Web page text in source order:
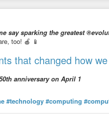
say sparking the greatest
too! 🍎 📱
that changed how
anniversary on April 1
#technology #computing